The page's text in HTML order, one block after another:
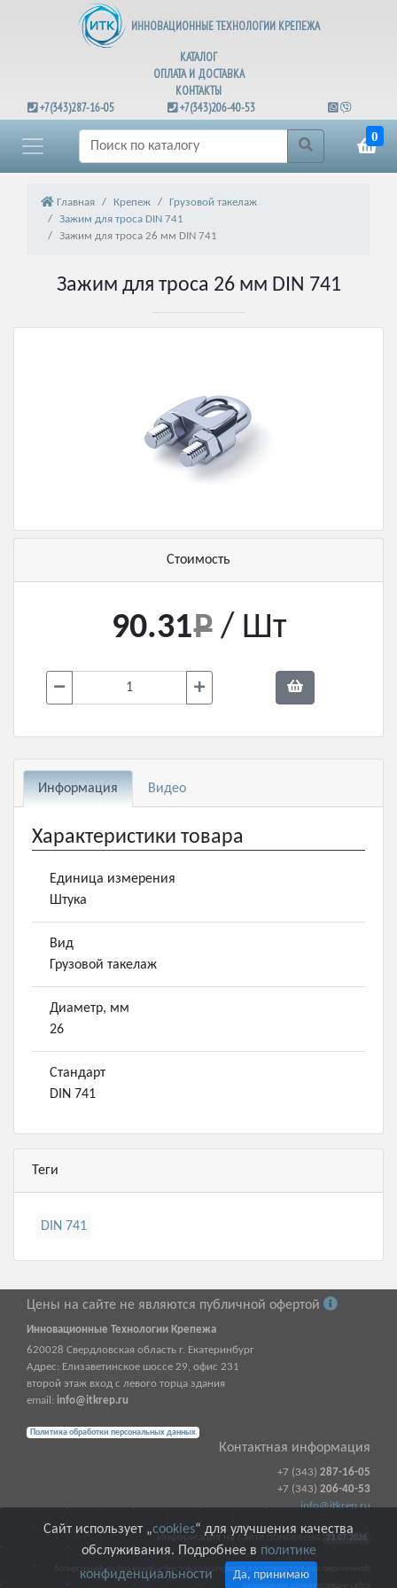
ИННОВАЦИОННЫЕ ТЕХНОЛОГИИ КРЕПЕЖА
КАТАЛОГ
ОПЛАТА И ДОСТАВКА
КОНТАКТЫ
+7(343)287-16-05
+7(343)206-40-53
0
Главная Крепеж
Грузовой такелаж
Зажим для троса DIN 741
Зажим для троса 26 мм DIN 741
Зажим для троса 26 мм DIN 741
Стоимость
90.31 / Шт
Информация Видео
Характеристики товара
Единица измерения
Штука
Вид
Грузовой такелаж
Диаметр, мм
26
Стандарт
DIN 741
Теги
DIN 741
Цены на сайте не являются публичной офертой
Инновационные Технологии Крепежа
620028 Свердловская область г. Екатеринбург
Адрес: Елизаветинское шоссе 29, офис 231
второй этаж вход с левого торца здания
email: info@itkrep.ru
Политика обработки персональных данных
Контактная информация
+7 (343) 287-16-05
+7 (343) 206-40-53
info@itkrep.ru
Информация на сайте обновлена 23.07.2026
Копирование изображений и текстового материала допустимо только с письменного
разрешения администрации сайта
Сайт использует „cookies“ для улучшения качества
обслуживания. Подробнее в политике
конфиденциальности
Да, принимаю